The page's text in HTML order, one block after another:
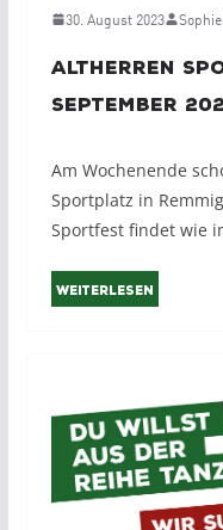
30. August 2023
Altherren
September
Am Wochenende
Sportplatz in
Sportfest findet wie
Weiterlesen